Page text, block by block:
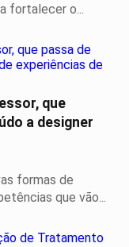
fortalecer o...
que
a designer
formas de
que vão...